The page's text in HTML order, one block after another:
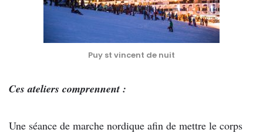
Puy st vincent de nuit
Ces ateliers comprennent :
Une séance de marche nordique afin de mettre le corps